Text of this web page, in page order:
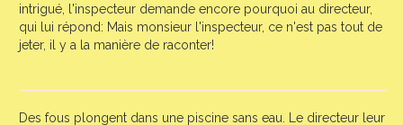
intrigué, l'inspecteur demande encore pourquoi au directeur,
qui lui répond: Mais monsieur l'inspecteur, ce n'est pas tout de
jeter, il y a la manière de raconter!
Des fous plongent dans une piscine sans eau. Le directeur leur